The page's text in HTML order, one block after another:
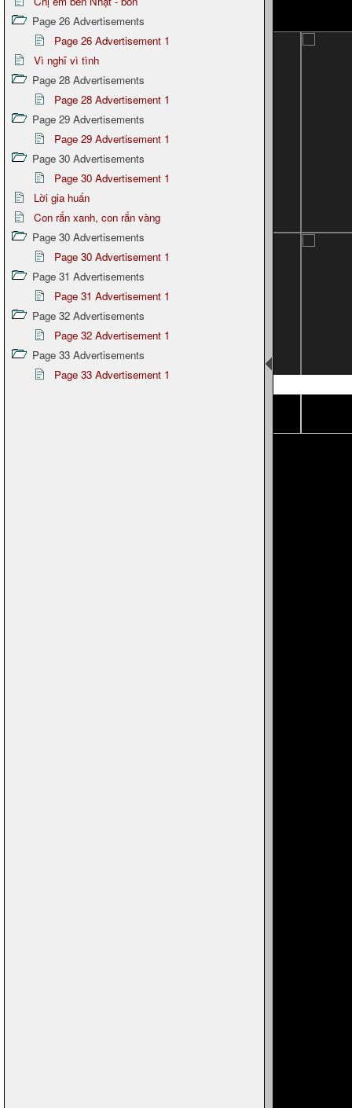
Page 26 Advertisements
Page 26 Advertisement 1
Vì nghĩ vì tình
Page 28 Advertisements
Page 28 Advertisement 1
Page 29 Advertisements
Page 29 Advertisement 1
Page 30 Advertisements
Page 30 Advertisement 1
Lời gia huấn
Con rắn xanh, con rắn vàng
Page 30 Advertisements
Page 30 Advertisement 1
Page 31 Advertisements
Page 31 Advertisement 1
Page 32 Advertisements
Page 32 Advertisement 1
Page 33 Advertisements
Page 33 Advertisement 1